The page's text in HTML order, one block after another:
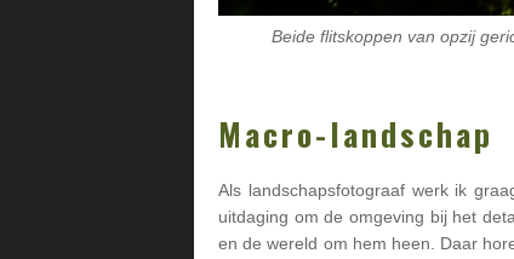
Beide flitskoppen van opzij
Macro-landschap
Als landschapsfotograaf werk ik
uitdaging om de omgeving bij het
en de wereld om hem heen. Daar